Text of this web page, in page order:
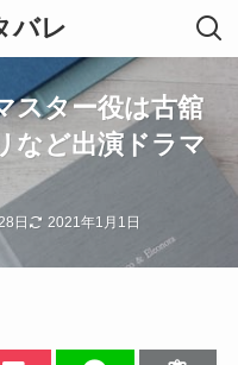
バレ
スター役は古舘
など出演ドラマ
日 2021年1月1日